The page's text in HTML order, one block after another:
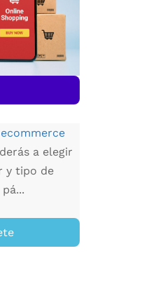
a elegir
y tipo de